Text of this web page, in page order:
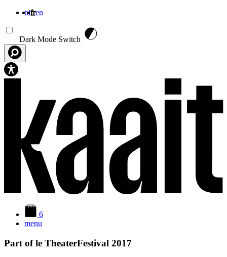
nlfren
Dark Mode Switch
6
menu
Part of le TheaterFestival 2017